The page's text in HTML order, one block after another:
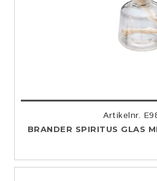
Artikelnr.
BRANDER SPIRITUS GLAS